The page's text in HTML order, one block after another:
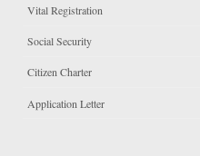
Vital Registration
Social Security
Citizen Charter
Application Letter